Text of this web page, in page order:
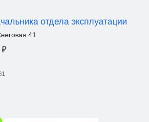
отдела эксплуатации
41
₽